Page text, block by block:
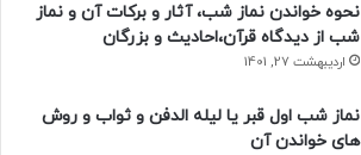
نحوه خواندن نماز شب، آثار و برکات آن و نماز
شب از دیدگاه قرآن،احادیث و بزرگان
اردیبهشت 27, 1401
نماز شب اول قبر یا لیله الدفن و ثواب و روش
های خواندن آن